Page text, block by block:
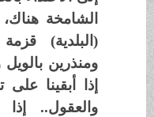
الشامخة هناك،
(البلدية)
ومنذرين بالويل
إذا أبقينا على
والعقول.. إذا